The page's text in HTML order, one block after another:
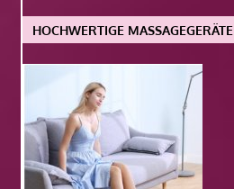
HOCHWERTIGE MASSAGEGERÄTE